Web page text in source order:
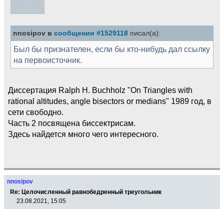
nnosipov в сообщении #1529118 писал(а):
Был бы признателен, если бы кто-нибудь дал ссылку
на первоисточник.
Диссертация Ralph H. Buchholz "On Triangles with
rational altitudes, angle bisectors or medians" 1989 год, в
сети свободно.
Часть 2 посвящена биссектрисам.
Здесь найдется много чего интересного.
nnosipov
Re: Целочисленный равнобедренный треугольник
23.08.2021, 15:05